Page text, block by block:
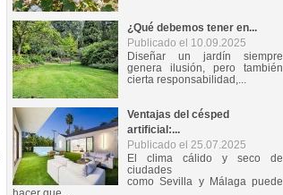
¿Qué debemos tener en...
Publicado el 10.09.2025
Diseñar un jardín siempre
genera ilusión, pero también
cierta responsabilidad,...
Ventajas del césped
artificial:...
Publicado el 25.07.2025
El clima cálido y seco de
ciudades
como Sevilla y Málaga puede